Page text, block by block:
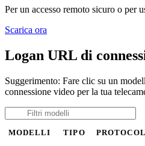
Per un accesso remoto sicuro o per
Scarica ora
Logan URL di
Suggerimento: Fare clic su un
connessione video per la tua
MODELLI TIPO